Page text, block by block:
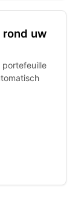
uw
portefeuille